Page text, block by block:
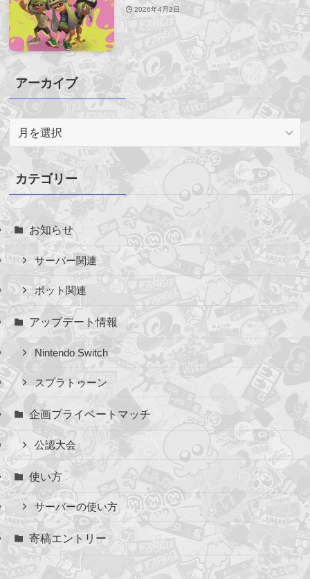
2026年4月2日
アーカイブ
カ
イ
ブ
カテゴリー
お知らせ
サーバー関連
ボット関連
アップデート情報
Nintendo Switch
スプラトゥーン
企画プライベートマッチ
公認大会
使い方
サーバーの使い方
寄稿エントリー